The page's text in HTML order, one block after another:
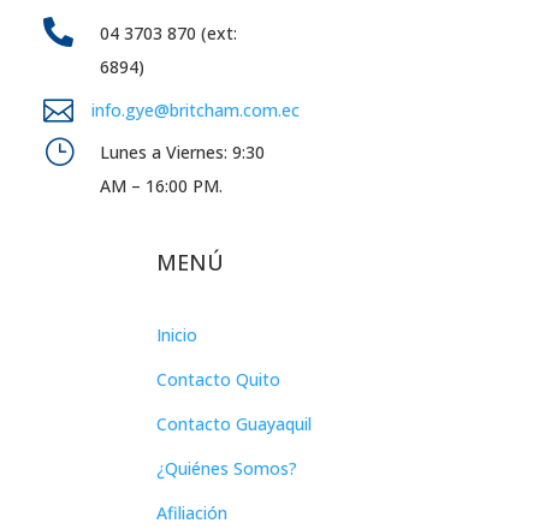

04 3703 870 (ext:
6894)
 info.gye@britcham.com.ec
}
Lunes a Viernes: 9:30
AM – 16:00 PM.
MENÚ
Inicio
Contacto Quito
Contacto Guayaquil
¿Quiénes Somos?
Afiliación